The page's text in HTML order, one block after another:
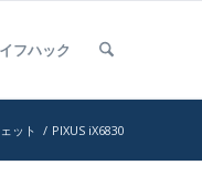
フハック
ット / PIXUS iX6830